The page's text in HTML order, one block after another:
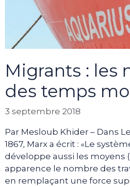
Migrants : les
des temps
3 septembre 2018
Par Mesloub Khider – Dans
1867, Marx a écrit : «Le
développe aussi les moyens
apparence le nombre des
en remplaçant une force